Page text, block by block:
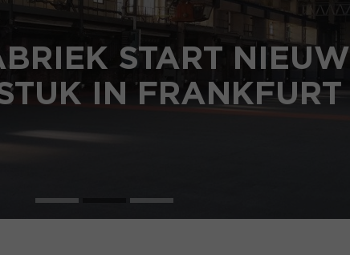
START NIEUW
IN FRANKFURT